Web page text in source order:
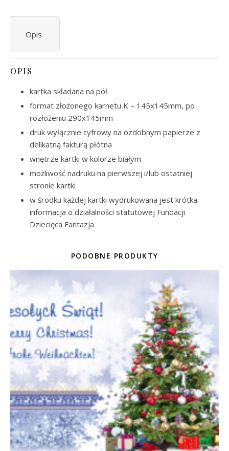
Opis
OPIS
kartka składana na pół
format złożonego karnetu K – 145x145mm, po
rozłożeniu 290x145mm
druk wyłącznie cyfrowy na ozdobnym papierze z
delikatną fakturą płótna
wnętrze kartki w kolorze białym
możliwość nadruku na pierwszej i/lub ostatniej
stronie kartki
w środku każdej kartki wydrukowana jest krótka
informacja o działalności statutowej Fundacji
Dziecięca Fantazja
PODOBNE PRODUKTY